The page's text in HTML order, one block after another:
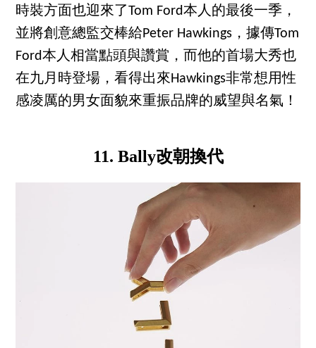
時裝方面也迎來了Tom Ford本人的最後一季，
並將創意總監交棒給Peter Hawkings，據傳Tom
Ford本人相當點頭與讚賞，而他的首場大秀也
在九月時登場，看得出來Hawkings非常想用性
感凌厲的男女面貌來重振品牌的威望與名氣！
11. Bally改朝換代